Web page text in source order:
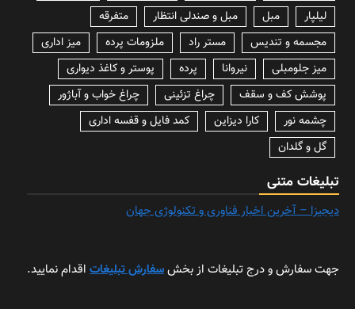
لیلپار
مبل مبل و صندلی انتظار
متفرقه
مجسمه و تندیس
مستر راد ملزومات پرده
میز اداری
میز جلومبلی
نیروانا پرده
پوستر و کاغذ دیواری
پوشش کف و سقف
چراغ تزئینی
چراغ خواب و آباژور
چشمه نور
کارا دیزاین
کمد فایل و قفسه اداری
گل و گلدان
تبلیغات متنی
دیجیزا – آخرین اخبار فناوری و تکنولوژی جهان
جهت سفارش و درج تبلیغات از بخشسفارش تبلیغات اقدام نمایید.